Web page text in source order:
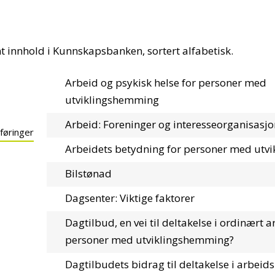
innhold i Kunnskapsbanken, sortert alfabetisk.
Arbeid og psykisk helse for personer med
utviklingshemming
Arbeid: Foreninger og
Arbeidets betydning for personer med
Bilstønad
Dagsenter: Viktige faktorer
Dagtilbud, en vei til deltakelse i ordinært
personer med utviklingshemming?
Dagtilbudets bidrag til deltakelse i